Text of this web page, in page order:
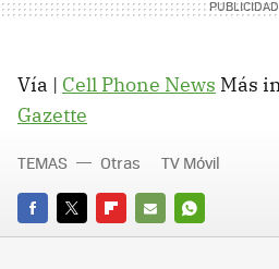
Vía | Cell Phone News Más
Gazette
FACEBOOK
TWITTERFLIPBOARD
E-
WHATSAPP
TEMAS Otras TV Móvil